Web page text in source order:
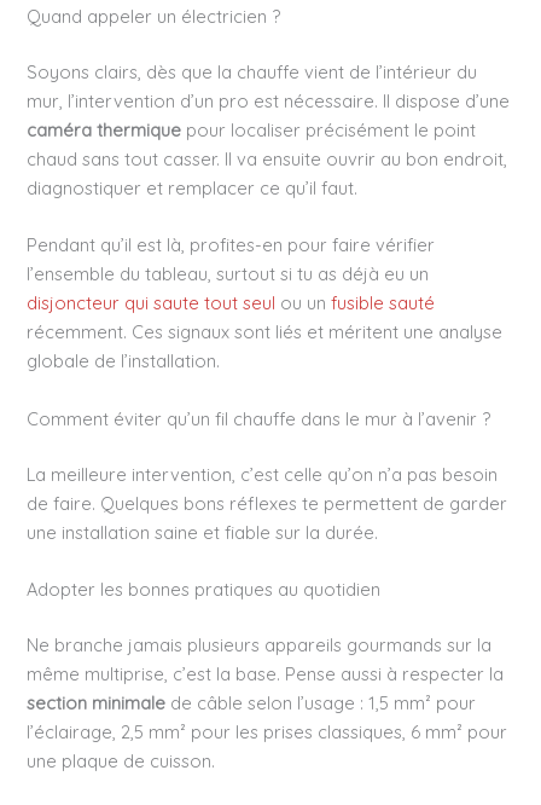
Quand appeler un électricien ?
Soyons clairs, dès que la chauffe vient de l’intérieur du
mur, l’intervention d’un pro est nécessaire. Il dispose d’une
caméra thermique pour localiser précisément le point
chaud sans tout casser. Il va ensuite ouvrir au bon endroit,
diagnostiquer et remplacer ce qu’il faut.
Pendant qu’il est là, profites-en pour faire vérifier
l’ensemble du tableau, surtout si tu as déjà eu un
disjoncteur qui saute tout seul ou unfusible sauté
récemment. Ces signaux sont liés et méritent une analyse
globale de l’installation.
Comment éviter qu’un fil chauffe dans le mur à l’avenir ?
La meilleure intervention, c’est celle qu’on n’a pas besoin
de faire. Quelques bons réflexes te permettent de garder
une installation saine et fiable sur la durée.
Adopter les bonnes pratiques au quotidien
Ne branche jamais plusieurs appareils gourmands sur la
même multiprise, c’est la base. Pense aussi à respecter la
section minimale de câble selon l’usage : 1,5 mm² pour
l’éclairage, 2,5 mm² pour les prises classiques, 6 mm² pour
une plaque de cuisson.